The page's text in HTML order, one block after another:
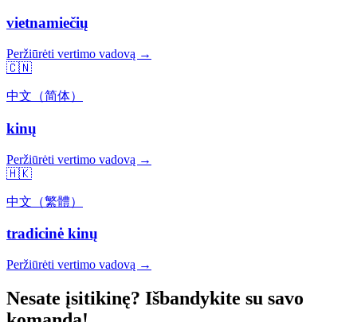
vietnamiečių
Peržiūrėti vertimo vadovą →
🇨🇳
中文（简体）
kinų
Peržiūrėti vertimo vadovą →
🇭🇰
中文（繁體）
tradicinė kinų
Peržiūrėti vertimo vadovą →
Nesate įsitikinę? Išbandykite su savo